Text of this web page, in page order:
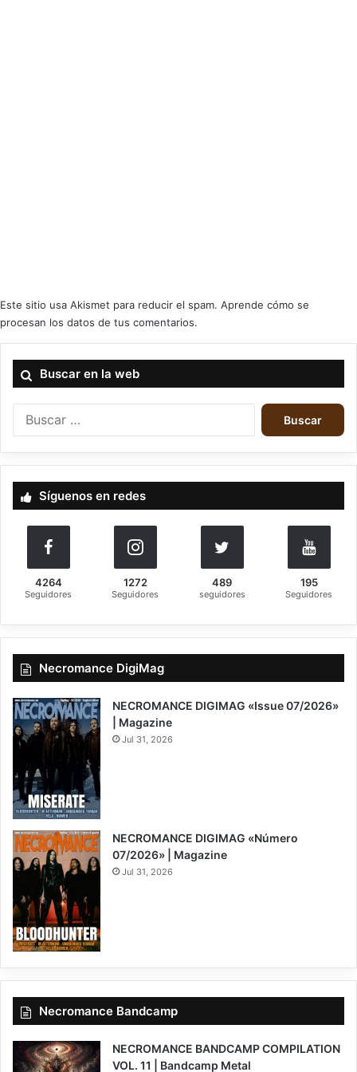
User Rating:Be the first one !
Bloodride Wormholedeath
Este sitio usa Akismet para reducir el spam. Aprende cómo se
procesan los datos de tus comentarios.
Buscar en la web
Buscar:
Síguenos en redes
4264
Seguidores
1272
Seguidores
489
seguidores
195
Seguidores
Necromance DigiMag
NECROMANCE DIGIMAG «Issue 07/2026»
| Magazine
Jul 31, 2026
NECROMANCE DIGIMAG «Número
07/2026» | Magazine
Jul 31, 2026
Necromance Bandcamp
NECROMANCE BANDCAMP COMPILATION
VOL. 11 | Bandcamp Metal